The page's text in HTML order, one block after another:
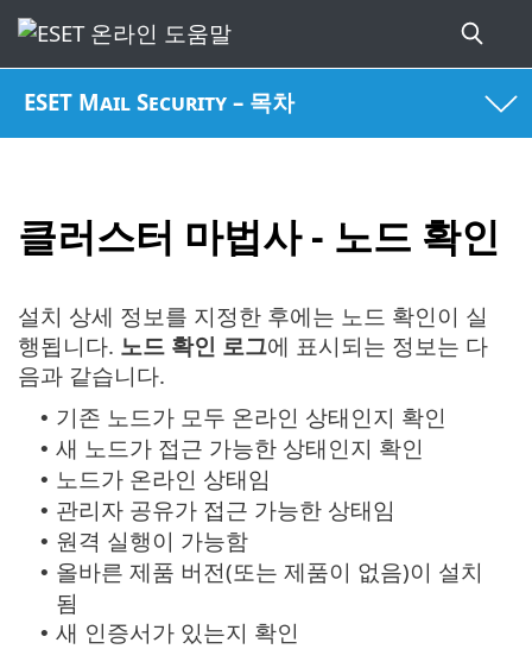
ESET Mail Security – 목차
클러스터 마법사 - 노드 확인
설치 상세 정보를 지정한 후에는 노드 확인이 실
행됩니다. 노드 확인 로그에 표시되는 정보는 다
음과 같습니다.
• 기존 노드가 모두 온라인 상태인지 확인
• 새 노드가 접근 가능한 상태인지 확인
• 노드가 온라인 상태임
• 관리자 공유가 접근 가능한 상태임
• 원격 실행이 가능함
• 올바른 제품 버전(또는 제품이 없음)이 설치
됨
• 새 인증서가 있는지 확인